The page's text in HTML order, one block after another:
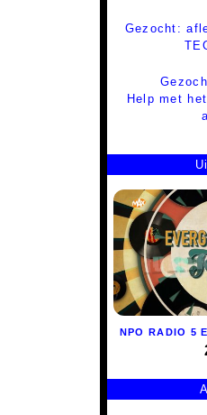
Gezocht:
Help met
NPO RADIO 5